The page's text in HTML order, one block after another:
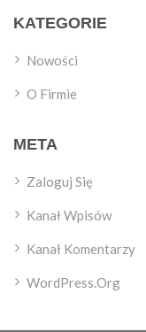
KATEGORIE
Nowości
O Firmie
META
Zaloguj Się
Kanał Wpisów
Kanał Komentarzy
WordPress.org